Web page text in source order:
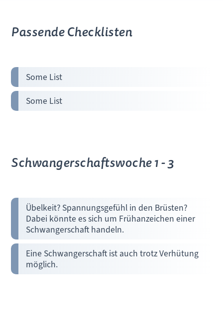
Passende Checklisten
Some List
Some List
Schwangerschaftswoche 1 - 3
Übelkeit? Spannungsgefühl in den Brüsten?
Dabei könnte es sich um Frühanzeichen einer
Schwangerschaft handeln.
Eine Schwangerschaft ist auch trotz Verhütung
möglich.